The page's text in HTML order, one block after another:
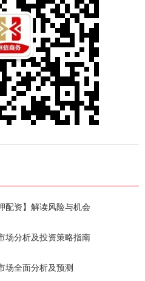
配资】解读风险与机会
场分析及投资策略指南
场全面分析及预测